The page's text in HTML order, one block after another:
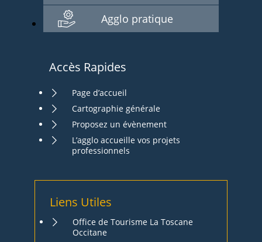
Agglo pratique
Accès Rapides
Page d’accueil
Cartographie générale
Proposez un évènement
L’agglo accueille vos projets
professionnels
Liens Utiles
Office de Tourisme La Toscane
Occitane